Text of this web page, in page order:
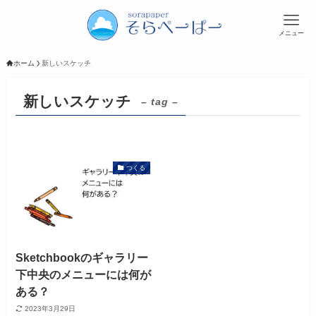
メニュー
ホーム 新しいスケッチ
新しいスケッチ – tag –
つくる
Sketchbookのギャラリー
下中央のメニューには何が
ある？
2023年3月29日